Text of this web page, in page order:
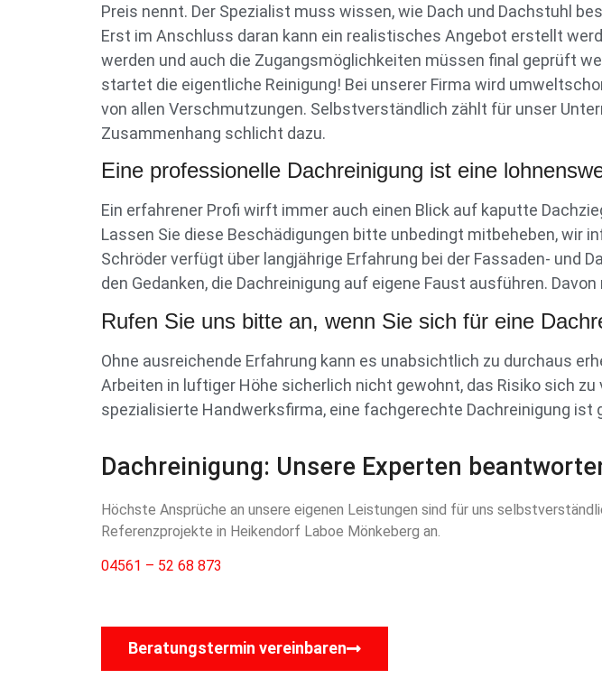
Preis nennt. Der Spezialist muss wissen, wie Dach und Dachstuhl
Erst im Anschluss daran kann ein realistisches Angebot erstellt
werden und auch die Zugangsmöglichkeiten müssen final geprüft
startet die eigentliche Reinigung! Bei unserer Firma wird
von allen Verschmutzungen. Selbstverständlich zählt für unser
Zusammenhang schlicht dazu.
Eine professionelle Dachreinigung ist eine
Ein erfahrener Profi wirft immer auch einen Blick auf kaputte
Lassen Sie diese Beschädigungen bitte unbedingt mitbeheben, wir
Schröder verfügt über langjährige Erfahrung bei der Fassaden- und
den Gedanken, die Dachreinigung auf eigene Faust ausführen.
Rufen Sie uns bitte an, wenn Sie sich für eine
Ohne ausreichende Erfahrung kann es unabsichtlich zu durchaus
Arbeiten in luftiger Höhe sicherlich nicht gewohnt, das Risiko sich
spezialisierte Handwerksfirma, eine fachgerechte Dachreinigung ist
Dachreinigung: Unsere Experten
Höchste Ansprüche an unsere eigenen Leistungen sind für uns
Referenzprojekte in Heikendorf Laboe Mönkeberg an.
04561 – 52 68 873
Beratungstermin vereinbaren